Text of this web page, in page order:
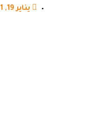
يناير 19, 2021